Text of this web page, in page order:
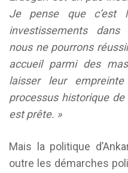
Je pense que c’est
investissements
nous ne pourrons
accueil parmi des
laisser leur
processus historique
est prête. »
Mais la politique
outre les démarches